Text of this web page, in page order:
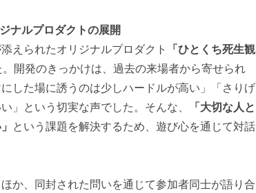
ナルプロダクトの展開
えられたオリジナルプロダクト 「ひとくち死生観
開発のきっかけは、過去の来場者から寄せられ
した場に誘うのは少しハードルが高い」「さりげ
」という切実な声でした。そんな、
「大切な人と
という課題を解決するため、遊び心を通じて対話
か、同封された問いを通じて参加者同士が語り合